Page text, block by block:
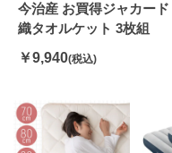
今治産 お買得ジャカード
織タオルケット 3枚組
￥9,940(税込)